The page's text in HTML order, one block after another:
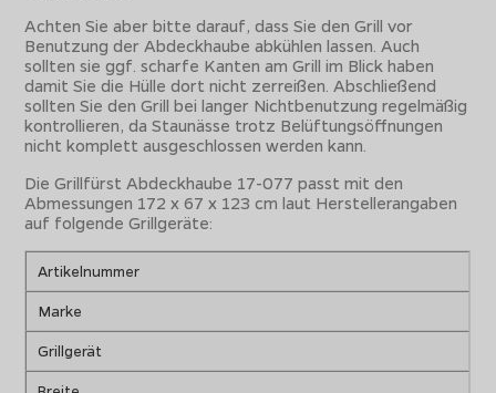
Achten Sie aber bitte darauf, dass Sie den Grill vor
Benutzung der Abdeckhaube abkühlen lassen. Auch
sollten sie ggf. scharfe Kanten am Grill im Blick haben
damit Sie die Hülle dort nicht zerreißen. Abschließend
sollten Sie den Grill bei langer Nichtbenutzung regelmäßig
kontrollieren, da Staunässe trotz Belüftungsöffnungen
nicht komplett ausgeschlossen werden kann.
Die Grillfürst Abdeckhaube 17-077 passt mit den
Abmessungen 172 x 67 x 123 cm laut Herstellerangaben
auf folgende Grillgeräte:
Artikelnummer
Marke
Grillgerät